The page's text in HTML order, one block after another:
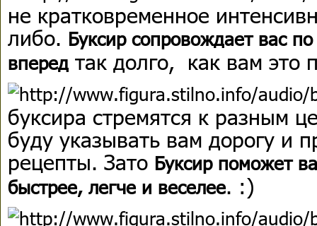
не кратковременное
либо. Буксир сопровождает вас
вперед так долго, как вам это
буксира стремятся к разным
буду указывать вам дорогу и
рецепты. Зато Буксир поможет
быстрее, легче и веселее. :)